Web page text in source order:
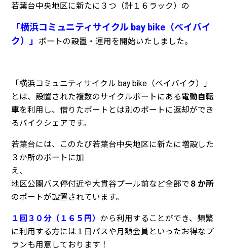
若葉台中央地区に新たに３つ（計１６ラック）の
「横浜コミュニティサイクル bay bike（ベイバイ
ク）」 ポートの設置・運用を開始いたしました。
「横浜コミュニティサイクル bay bike（ベイバイク）」
とは、設置された複数のサイクルポートにある電動自転
車を利用し、借りたポートとは別のポートに返却ができ
るバイクシェアです。
若葉台には、このたび若葉台中央地区に新たに増設した
３か所のポートに加
え
地区公園バス停付近や大貫谷プール前など全部で ８か所
のポートが設置されています。
１回３０分（１６５円） から利用することができ、頻繁
に利用する方には１日パスや月額会員といったお得なプ
ランも用意しております！